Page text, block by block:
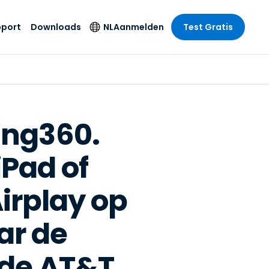
en
On-
-respons
Foxpass Wifi Access
& Control
Zero Trust Secure
Shield (Anti-
oplichting)
Alle producten
Publieke
& Design
& Accounting
bedrijfstakken
Downloads NL
Español
Français
Italiano
Nederlands
Português
繁體中文
Aanmelden Test Gratis
of
op
de